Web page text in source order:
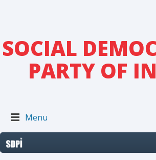
SOCIAL
PARTY OF
Menu